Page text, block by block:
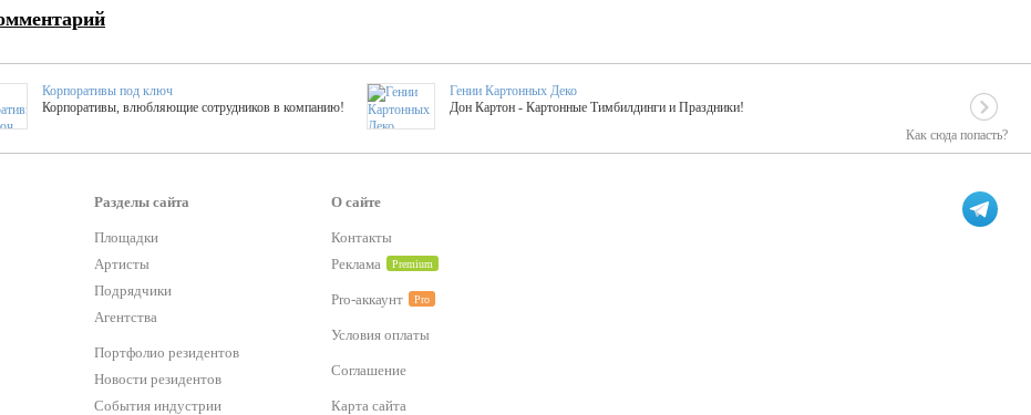
Как сюда попасть?
Корпоративы под ключ
Корпоративы, влюбляющие сотрудников в компанию!
Гении Картонных Деко
Дон Картон - Картонные Тимбилдинги и Праздники!
Мастер-классы
ТОП 25 активностей! Смета за 15 минут!
Букинг компания №1
Оперативная информация о любых зарубежных артистах
Каждый второй заказ контента со скидкой в 15%
Хотите весело?
Разделы сайта
Площадки
Артисты
Подрядчики
Агентства
Портфолио резидентов
Новости резидентов
События индустрии
О сайте
Контакты
Реклама
Premium
Pro-аккаунт Pro
Условия оплаты
Соглашение
Карта сайта